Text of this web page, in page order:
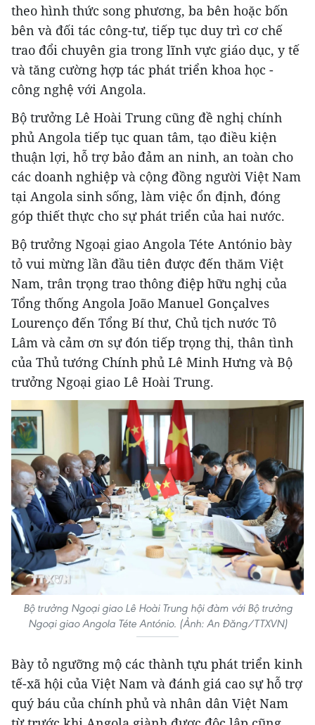
theo hình thức song phương, ba bên hoặc bốn
bên và đối tác công-tư, tiếp tục duy trì cơ chế
trao đổi chuyên gia trong lĩnh vực giáo dục, y tế
và tăng cường hợp tác phát triển khoa học -
công nghệ với Angola.
Bộ trưởng Lê Hoài Trung cũng đề nghị chính
phủ Angola tiếp tục quan tâm, tạo điều kiện
thuận lợi, hỗ trợ bảo đảm an ninh, an toàn cho
các doanh nghiệp và cộng đồng người Việt Nam
tại Angola sinh sống, làm việc ổn định, đóng
góp thiết thực cho sự phát triển của hai nước.
Bộ trưởng Ngoại giao Angola Téte António bày
tỏ vui mừng lần đầu tiên được đến thăm Việt
Nam, trân trọng trao thông điệp hữu nghị của
Tổng thống Angola João Manuel Gonçalves
Lourenço đến Tổng Bí thư, Chủ tịch nước Tô
Lâm và cảm ơn sự đón tiếp trọng thị, thân tình
của Thủ tướng Chính phủ Lê Minh Hưng và Bộ
trưởng Ngoại giao Lê Hoài Trung.
Bộ trưởng Ngoại giao Lê Hoài Trung hội đàm với Bộ trưởng
Ngoại giao Angola Téte António. (Ảnh: An Đăng/TTXVN)
Bày tỏ ngưỡng mộ các thành tựu phát triển kinh
tế-xã hội của Việt Nam và đánh giá cao sự hỗ trợ
quý báu của chính phủ và nhân dân Việt Nam